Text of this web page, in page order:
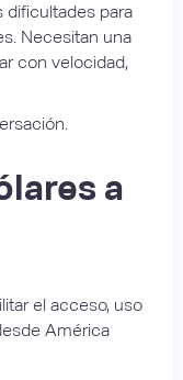
dificultades para
Necesitan una
con velocidad,
a
el acceso, uso
América